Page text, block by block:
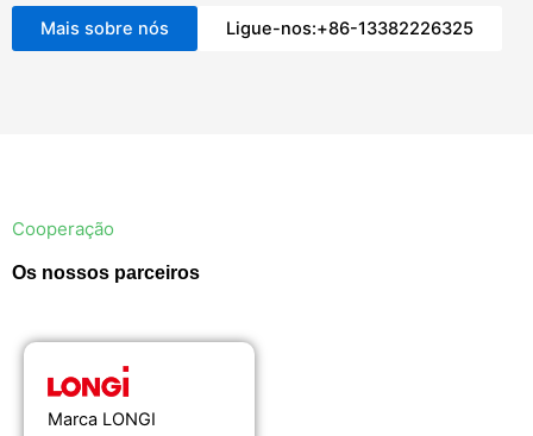
Mais sobre nós Ligue-nos:+86-13382226325
Cooperação
Os nossos parceiros
Marca LONGI